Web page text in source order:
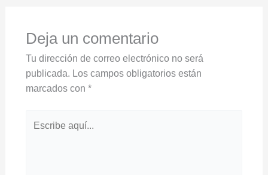
Deja un comentario
Tu dirección de correo electrónico no será
publicada. Los campos obligatorios están
marcados con *
aquí...